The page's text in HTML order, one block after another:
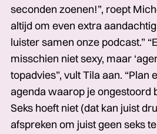
seconden zoenen!”, roept
altijd om even extra
luister samen onze podcast.”
misschien niet sexy, maar
topadvies”, vult Tila aan. “Plan
agenda waarop je ongestoord
Seks hoeft niet (dat kan juist
afspreken om juist geen seks